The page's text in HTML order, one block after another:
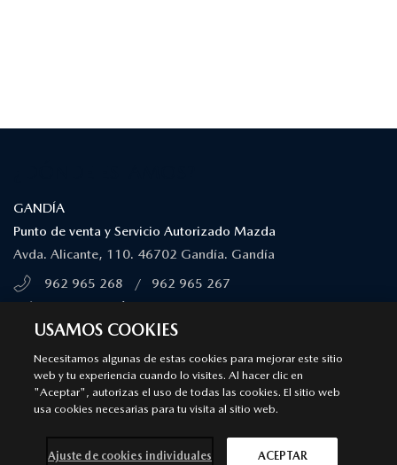
GANDÍA
Punto de venta y Servicio Autorizado Mazda
Avda. Alicante, 110. 46702 Gandía. Gandía
962 965 268
/
962 965 267
DENIA
Punto de venta y Servicio Autorizado Mazda
Carretera Ondara - Denia, S/N. 03700 Denia . Denia
965 481 929
966 435 085
USAMOS COOKIES
Necesitamos algunas de estas cookies para mejorar este sitio
web y tu experiencia cuando lo visites. Al hacer clic en
"Aceptar", autorizas el uso de todas las cookies. El sitio web
usa cookies necesarias para tu visita al sitio web.
Ajuste de cookies individuales ACEPTAR